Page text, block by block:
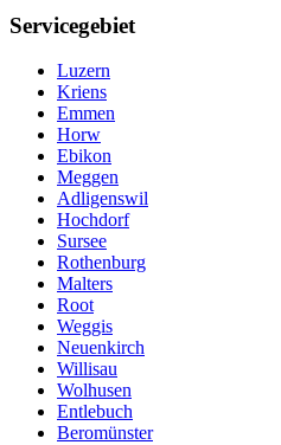
Servicegebiet
Luzern
Kriens
Emmen
Horw
Ebikon
Meggen
Adligenswil
Hochdorf
Sursee
Rothenburg
Malters
Root
Weggis
Neuenkirch
Willisau
Wolhusen
Entlebuch
Beromünster